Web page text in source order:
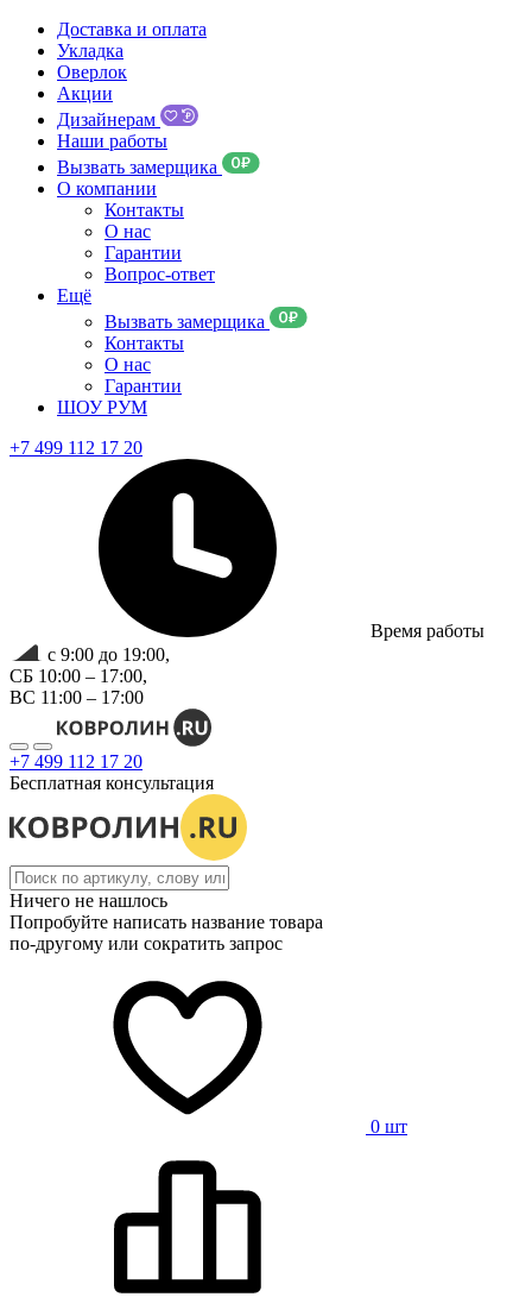
Доставка и оплата
Укладка
Оверлок
Акции
Дизайнерам
Наши работы
Вызвать замерщика
О компании
Контакты
О нас
Гарантии
Вопрос-ответ
Ещё
Вызвать замерщика
Контакты
О нас
Гарантии
ШОУ РУМ
+7 499 112 17 20
Время работы
с 9:00 до 19:00,
СБ 10:00 – 17:00,
ВС 11:00 – 17:00
+7 499 112 17 20
Бесплатная консультация
Ничего не нашлось
Попробуйте написать название товара
по-другому или сократить запрос
0 шт